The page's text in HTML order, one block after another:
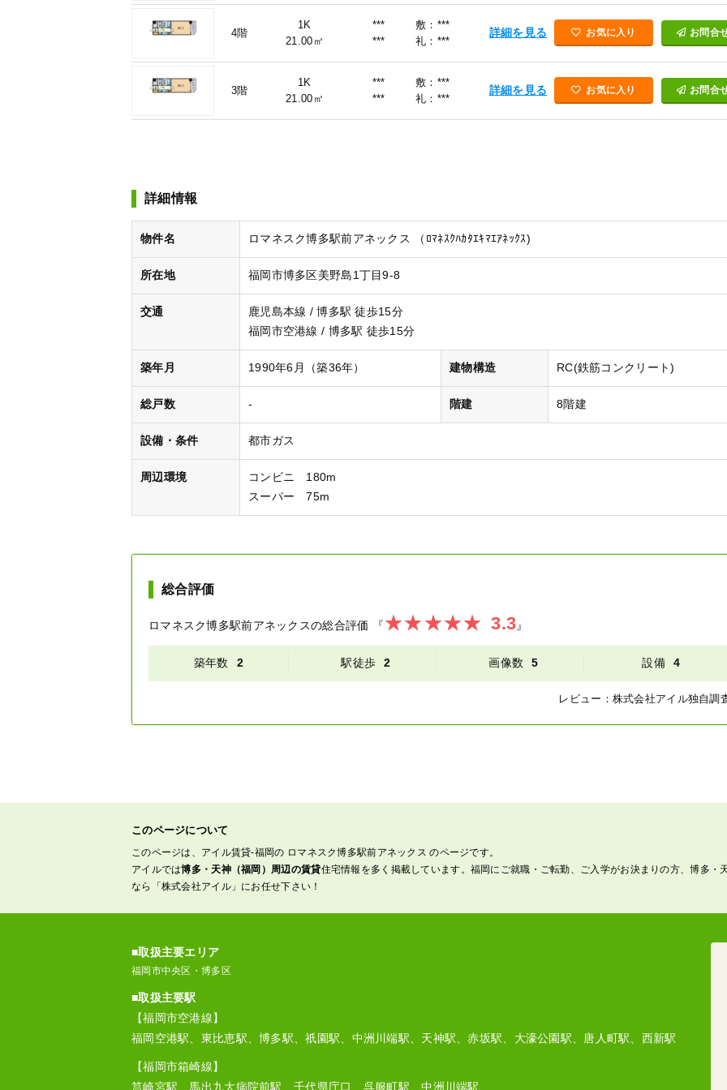
4階
1K
21.00㎡
***
***
敷：***
礼：***
詳細を見る お気に入り お問合
3階
1K
21.00㎡
***
***
敷：***
礼：***
詳細を見る お気に入り お問合
詳細情報
物件名 ロマネスク博多駅前アネックス （ﾛﾏﾈｽｸﾊｶﾀｴｷﾏｴｱﾈｯｸｽ)
所在地 福岡市博多区美野島1丁目9-8
交通
鹿児島本線 / 博多駅 徒歩15分
福岡市空港線 / 博多駅 徒歩15分
築年月 1990年6月（築36年） 建物構造 RC(鉄筋コンクリート)
総戸数 - 階建 8階建
設備・条件 都市ガス
周辺環境
コンビニ 180m
スーパー 75m
総合評価
ロマネスク博多駅前アネックスの総合評価 『 3.3』
築年数 2 駅徒歩 2 画像数 5 設備 4
レビュー： 株式会社アイル独自調
このページについて
このページは、アイル賃貸-福岡の ロマネスク博多駅前アネックス のページです。
アイルでは博多・天神（福岡）周辺の賃貸住宅情報を多く掲載しています。福岡にご就職・ご転勤、ご入学がお決まりの方、博多
なら「株式会社アイル」にお任せ下さい！
■取扱主要エリア
福岡市中央区・博多区
■取扱主要駅
【福岡市空港線】
福岡空港駅、東比恵駅、博多駅、祇園駅、中洲川端駅、天神駅、赤坂駅、大濠公園駅、唐人町駅、西新駅
【福岡市箱崎線】
筥崎宮駅、馬出九大病院前駅、千代県庁口、呉服町駅、中洲川端駅